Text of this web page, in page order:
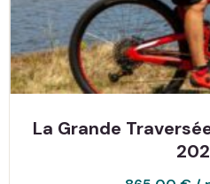
La Grande